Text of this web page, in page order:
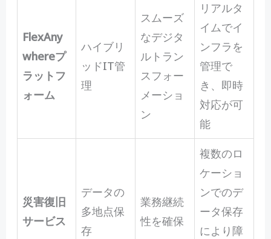
FlexAny
whereプ
ラットフ
ォーム
ハイブリ
ッドIT管
理
スムーズ
なデジタ
ルトラン
スフォー
メーショ
ン
リアルタ
イムでイ
ンフラを
管理で
き、即時
対応が可
能
災害復旧
サービス
データの
多地点保
存
業務継続
性を確保
複数のロ
ケーショ
ンでのデ
ータ保存
により障